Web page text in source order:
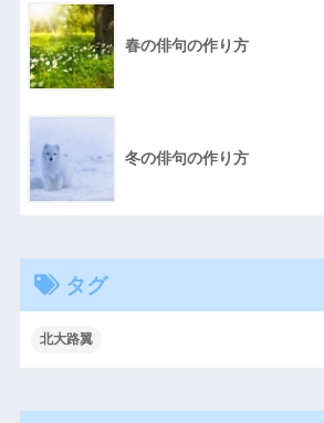
春の俳句の作り方
冬の俳句の作り方
タグ
北大路翼